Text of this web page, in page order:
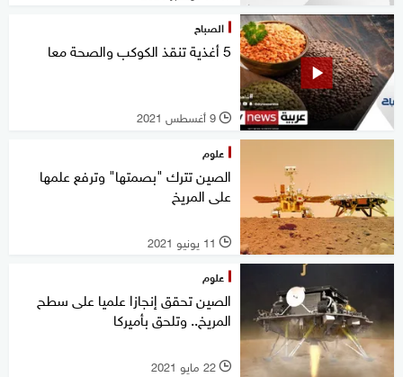
الصباح
5 أغذية تنقذ الكوكب والصحة معا
l 9 أغسطس 2021
علوم
الصين تترك "بصمتها" وترفع علمها
على المريخ
l 11 يونيو 2021
علوم
الصين تحقق إنجازا علميا على سطح
المريخ.. وتلحق بأميركا
l 22 مايو 2021